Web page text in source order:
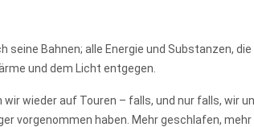
seine Bahnen; alle Energie und Substanzen,
und dem Licht entgegen.
wieder auf Touren – falls, und nur falls, wir
vorgenommen haben. Mehr geschlafen,